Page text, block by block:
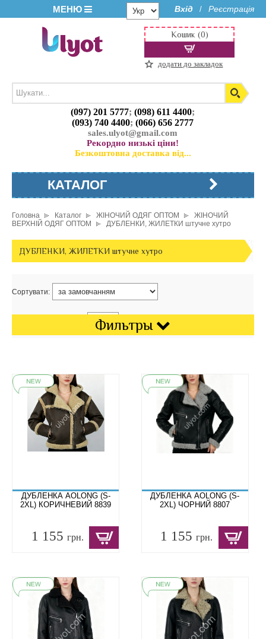
МЕНЮ Вхід / Реєстрація
(097) 201 5777;(098) 611 4400;
(093) 740 4400;(066) 656 2777
sales.ulyot@gmail.com
Рекордно низькі ціни!
Безкоштовна доставка від...
Кошик (0)
додати до закладок
КАТАЛОГ
Головна Каталог ЖІНОЧИЙ ОДЯГ ОПТОМ
ЖІНОЧИЙ
ВЕРХНІЙ ОДЯГ ОПТОМ
ДУБЛЕНКИ, ЖИЛЕТКИ штучне хутро
Фильтры
ДУБЛЕНКИ, ЖИЛЕТКИ штучне хутро
Сортувати:
ДУБЛЕНКА AOLONG (S-
2XL) КОРИЧНЕВИЙ 8839
1 155 грн.
ДУБЛЕНКА AOLONG (S-
2XL) ЧОРНИЙ 8807
1 155грн.